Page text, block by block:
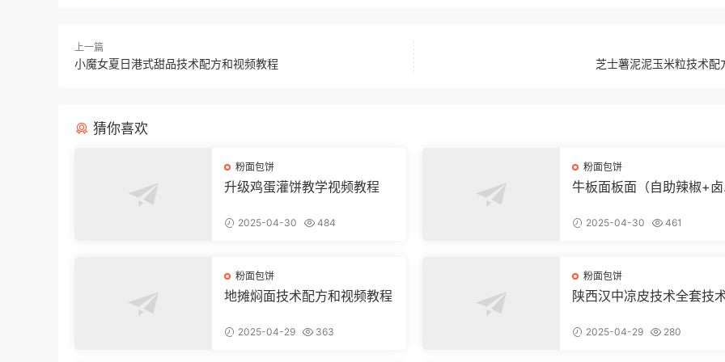
上一篇
小魔女夏日港式甜品技术配方和视频教程 芝士薯泥泥玉米粒技术配
猜你喜欢
粉面包饼
升级鸡蛋灌饼教学视频教程
2025-04-30 484
粉面包饼
牛板面板面（自助辣椒+卤
2025-04-30 461
粉面包饼
地摊焖面技术配方和视频教程
2025-04-29 363
粉面包饼
陕西汉中凉皮技术全套技
2025-04-29 280